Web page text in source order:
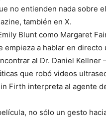
no entienden nada sobre
también en X.
Blunt como Margaret
a hablar en directo
al Dr. Daniel
que robó videos
Firth interpreta al agente
no sólo un gesto